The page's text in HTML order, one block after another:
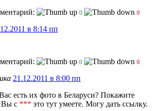
0 0
в 8:14 пп
0 0
21.12.2011 в 8:00 пп
есть их фото в Беларуси? Покажите
Вы с *** это тут умеете. Могу дать ссылку.